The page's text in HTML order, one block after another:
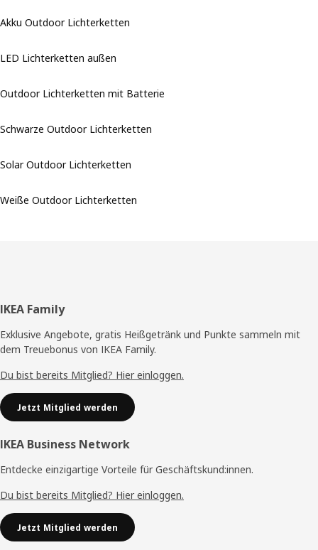
Akku Outdoor Lichterketten
LED Lichterketten außen
Outdoor Lichterketten mit Batterie
Schwarze Outdoor Lichterketten
Solar Outdoor Lichterketten
Weiße Outdoor Lichterketten
Fußzeile
IKEA Family
Exklusive Angebote, gratis Heißgetränk und Punkte sammeln mit
dem Treuebonus von IKEA Family.
Du bist bereits Mitglied? Hier einloggen.
Jetzt Mitglied werden
IKEA Business Network
Entdecke einzigartige Vorteile für Geschäftskund:innen.
Du bist bereits Mitglied? Hier einloggen.
Jetzt Mitglied werden